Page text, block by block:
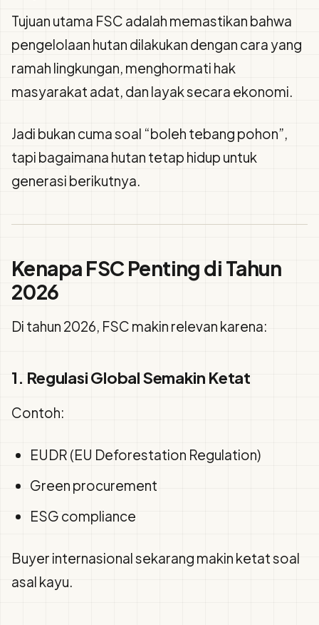
Tujuan utama FSC adalah memastikan bahwa
pengelolaan hutan dilakukan dengan cara yang
ramah lingkungan, menghormati hak
masyarakat adat, dan layak secara ekonomi.
Jadi bukan cuma soal “boleh tebang pohon”,
tapi bagaimana hutan tetap hidup untuk
generasi berikutnya.
Kenapa FSC Penting di Tahun
2026
Di tahun 2026, FSC makin relevan karena:
1. Regulasi Global Semakin Ketat
Contoh:
EUDR (EU Deforestation Regulation)
Green procurement
ESG compliance
Buyer internasional sekarang makin ketat soal
asal kayu.